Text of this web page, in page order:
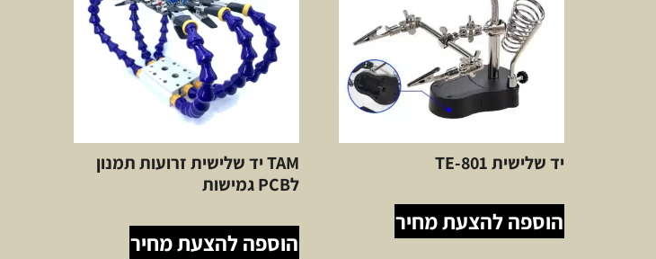
יד שלישית TE-801
הוספה להצעת מחיר
TAM יד שלישית זרועות תמנון
לPCB גמישות
הוספה להצעת מחיר